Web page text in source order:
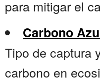
para mitigar el
Carbono
Tipo de captura
carbono en